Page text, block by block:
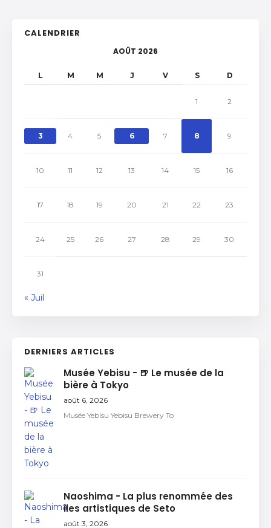
CALENDRIER
AOÛT 2026
L M M J V S D
1 2
3 4 5 6 7 8 9
10 11 12 13 14 15 16
17 18 19 20 21 22 23
24 25 26 27 28 29 30
31
« Juil
DERNIERS ARTICLES
Musée Yebisu - 🍺 Le musée de la
bière à Tokyo
août 6, 2026
Musée Yebisu Yebisu Brewery To
Naoshima - La plus renommée des
îles artistiques de Seto
août 3, 2026